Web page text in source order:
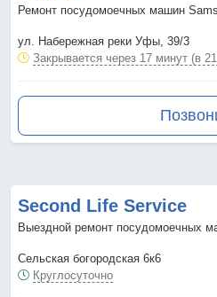
Ремонт посудомоечных машин
ул. Набережная реки Уфы, 39/3
Закрывается через 17 минут (в
Second Life Service
Выездной ремонт посудомоечных
Сельская богородская 6к6
Круглосуточно